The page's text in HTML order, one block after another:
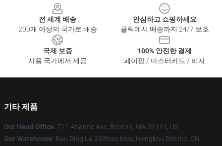
전 세계 배송
200개 이상의 국가로 배송
안심하고 쇼핑하세요
클릭에서 배송까지 24/7 보호
국제 보증
사용 국가에서 제공
100% 안전한 결제
페이팔 / 마스터카드 / 비자
기타 제품
Our Head Office: 711 Atlantic Ave, Boston, MA 02111, US
Our Warehouse: Bao Ding Lu 230hao 6lou, Hongkou District, CN